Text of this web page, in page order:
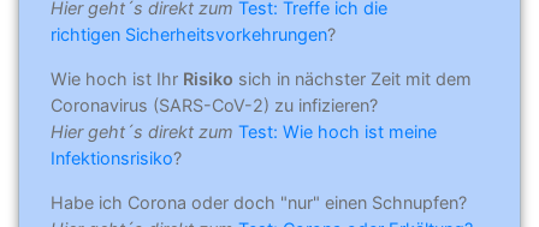
Hier geht´s direkt zum Test: Treffe ich die
richtigen Sicherheitsvorkehrungen?
Wie hoch ist Ihr Risiko sich in nächster Zeit mit dem
Coronavirus (SARS-CoV-2) zu infizieren?
Hier geht´s direkt zum Test: Wie hoch ist meine
Infektionsrisiko?
Habe ich Corona oder doch "nur" einen Schnupfen?